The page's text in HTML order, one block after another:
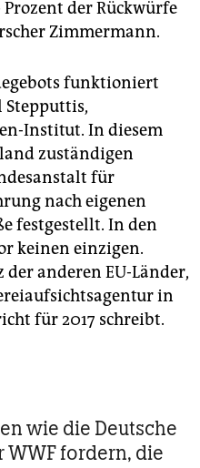
der Rückwürfe
Zimmermann.
funktioniert
Stepputtis,
Institut. In diesem
zuständigen
für
nach eigenen
festgestellt. In den
keinen einzigen.
anderen EU-Länder,
in
für 2017 schreibt.
wie die Deutsche
fordern, die